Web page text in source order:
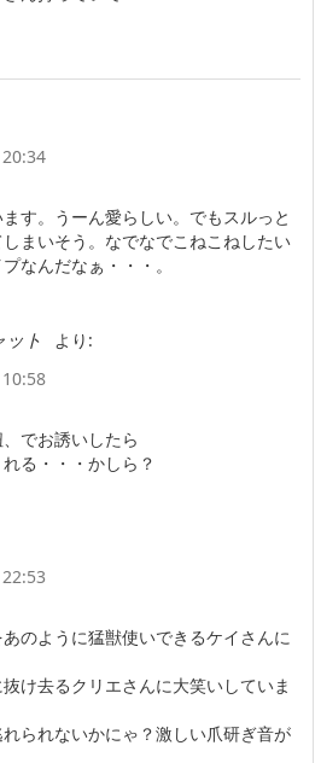
す。うーん愛らしい。でもスルっと
まいそう。なでなでこねこねしたい
なんだなぁ・・・。
ット
より:
でお誘いしたら
る・・・かしら？
のように猛獣使いできるケイさんに
け去るクリエさんに大笑いしていま
られないかにゃ？激しい爪研ぎ音が